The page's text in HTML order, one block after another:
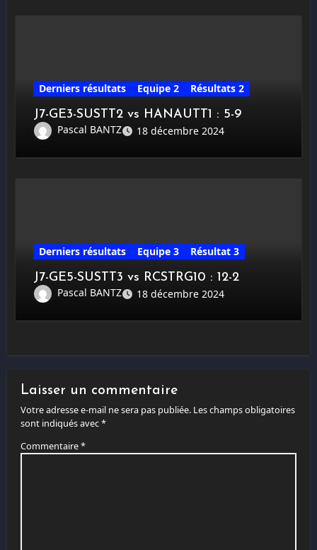
Derniers résultats Equipe 2
Résultats 2
J7-GE3-SUSTT2 vs HANAUTT1 : 5-9
Pascal BANTZ
18 décembre 2024
Derniers résultats Equipe 3
Résultat 3
J7-GE5-SUSTT3 vs RCSTRG10 : 12-2
Pascal BANTZ
18 décembre 2024
Laisser un commentaire
Votre adresse e-mail ne sera pas publiée. Les champs obligatoires
sont indiqués avec*
Commentaire*